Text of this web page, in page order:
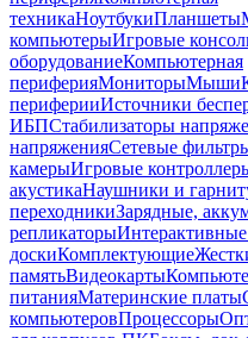
техникаНоутбукиПланшеты
компьютерыИгровые
оборудованиеКомпьютерная
периферияМониторыМыши
периферииИсточники
ИБПСтабилизаторы
напряженияСетевые
камерыИгровые
акустикаНаушники и
переходникиЗарядные,
репликаторы
доскиКомплектующие
памятьВидеокарты
питанияМатеринские платы
компьютеровПроцессоры